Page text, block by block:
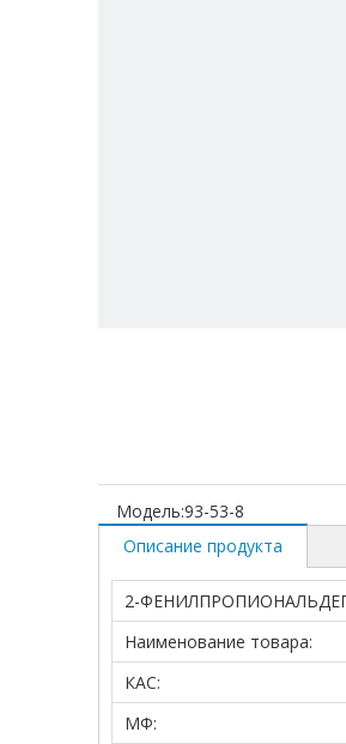
Модель:93-53-8
Описание продукта
2-
Наименование товара:
КАС:
МФ: